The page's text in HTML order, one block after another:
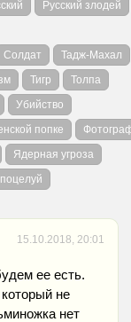
Русский злодей
Солдат
Тадж-Махал
Тигр
Толпа
Убийство
попке
Ядерная угроза
15.10.2018, 20:01
ее есть.
не
нет